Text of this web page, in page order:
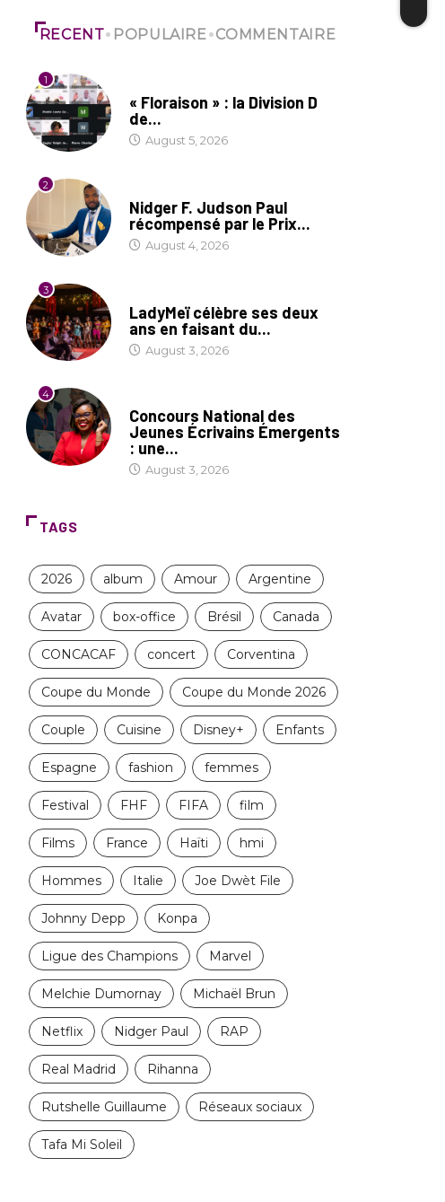
RECENT POPULAIRE COMMENTAIRE
1
« Floraison » : la Division D
de...
August 5, 2026
2
Nidger F. Judson Paul
récompensé par le Prix...
August 4, 2026
3
LadyMeï célèbre ses deux
ans en faisant du...
August 3, 2026
4
Concours National des
Jeunes Écrivains Émergents
: une...
August 3, 2026
TAGS
2026 album Amour Argentine
Avatar box-office Brésil Canada
CONCACAF concert Corventina
Coupe du Monde Coupe du Monde 2026
Couple Cuisine Disney+ Enfants
Espagne fashion femmes
Festival FHF FIFA film
Films France Haïti hmi
Hommes Italie Joe Dwèt File
Johnny Depp Konpa
Ligue des Champions Marvel
Melchie Dumornay Michaël Brun
Netflix Nidger Paul RAP
Real Madrid Rihanna
Rutshelle Guillaume Réseaux sociaux
Tafa Mi Soleil